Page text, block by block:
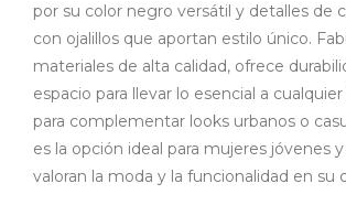
por su color negro versátil y detalles de
con ojalillos que aportan estilo único.
materiales de alta calidad, ofrece
espacio para llevar lo esencial a
para complementar looks urbanos o
es la opción ideal para mujeres jóvenes
valoran la moda y la funcionalidad en su